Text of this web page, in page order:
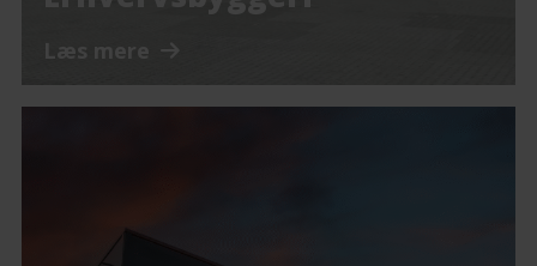
Læs mere